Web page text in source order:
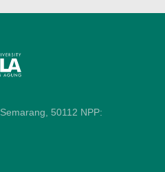
50112 NPP: